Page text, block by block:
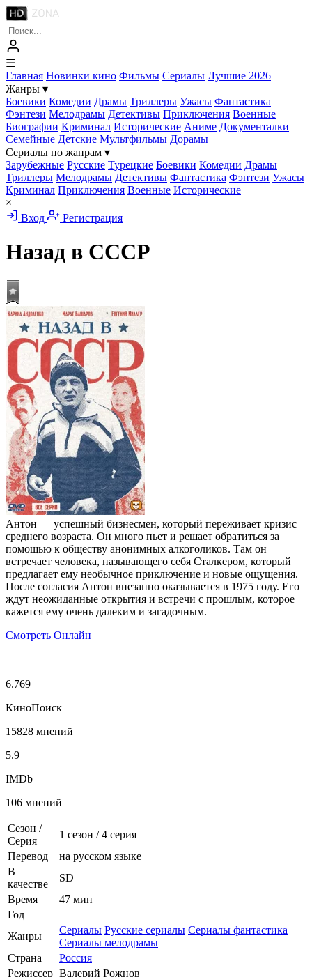
☰
Главная Новинки кино Фильмы Сериалы Лучшие 2026
Жанры ▾
Боевики Комедии Драмы Триллеры Ужасы Фантастика
Фэнтези Мелодрамы Детективы Приключения Военные
Биографии Криминал Исторические Аниме Документалки
Семейные Детские Мультфильмы Дорамы
Сериалы по жанрам ▾
Зарубежные Русские Турецкие Боевики Комедии Драмы
Триллеры Мелодрамы Детективы Фантастика Фэнтези Ужасы
Криминал Приключения Военные Исторические
×
Вход
Регистрация
Назад в СССР
Антон — успешный бизнесмен, который переживает кризис
среднего возраста. Он много пьет и решает обратиться за
помощью к обществу анонимных алкоголиков. Там он
встречает человека, называющего себя Сталкером, который
предлагает ему необычное приключение и новые ощущения.
После согласия Антон внезапно оказывается в 1975 году. Его
ждут неожиданные открытия и встречи с прошлым, которое
кажется ему очень далеким и загадочным.
Смотреть Онлайн
6.769
КиноПоиск
15828 мнений
5.9
IMDb
106 мнений
Сезон /
Серия
1 сезон /4 серия
Перевод
на русском языке
В
качестве
SD
Время
47 мин
Год
Жанры
Сериалы Русские сериалы Сериалы фантастика
Сериалы мелодрамы
Страна
Россия
Режиссер Валерий Рожнов